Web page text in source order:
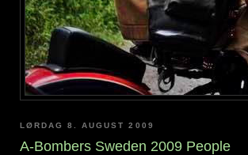
LØRDAG 8. AUGUST 2009
A-Bombers Sweden 2009 People